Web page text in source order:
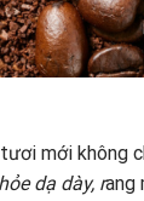
mới không
dạ dày, rang